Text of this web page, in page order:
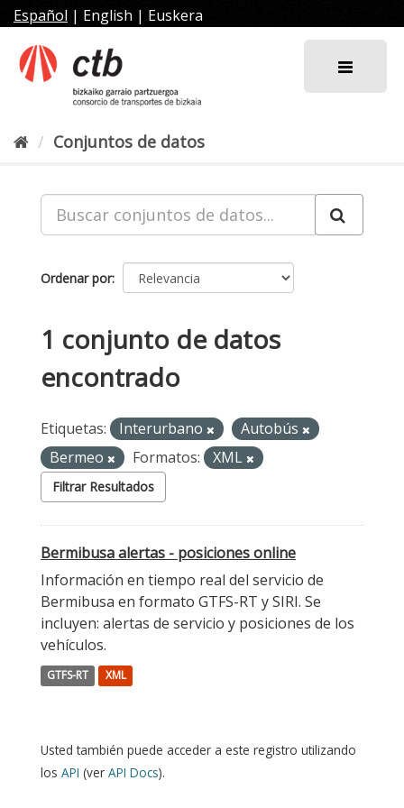
al
contenido
Español | English | Euskera
Conjuntos de datos
Ordenar por
1 conjunto de datos
encontrado
Etiquetas: Interurbano
Autobús
Bermeo
Formatos: XML
Filtrar Resultados
Bermibusa alertas - posiciones online
Información en tiempo real del servicio de
Bermibusa en formato GTFS-RT y SIRI. Se
incluyen: alertas de servicio y posiciones de los
vehículos.
GTFS-RT XML
Usted también puede acceder a este registro utilizando
los API (ver API Docs).